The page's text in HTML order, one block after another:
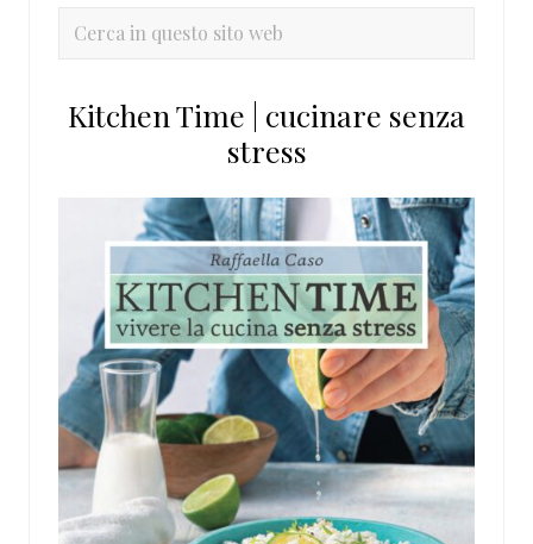
primaria
Cerca
sito
Kitchen Time | cucinare senza
stress